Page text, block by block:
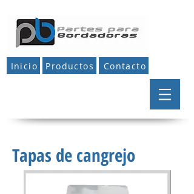
Inicio Productos Contacto
Tapas de cangrejo